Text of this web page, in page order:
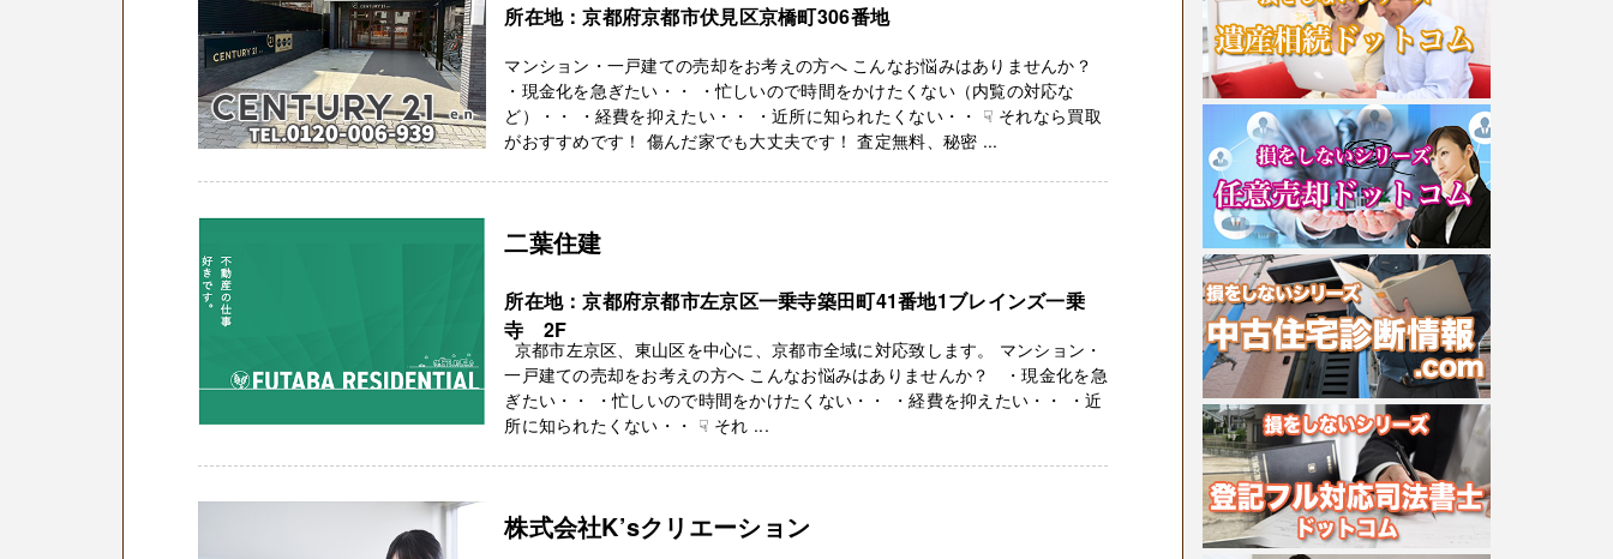
所在地：京都府京都市伏見区京橋町306番地
マンション・一戸建ての売却をお考えの方へ こんなお悩みはありませんか？
・現金化を急ぎたい・・ ・忙しいので時間をかけたくない（内覧の対応な
ど）・・ ・経費を抑えたい・・ ・近所に知られたくない・・ ☟ それなら買取
がおすすめです！ 傷んだ家でも大丈夫です！ 査定無料、秘密 ...
二葉住建
所在地：京都府京都市左京区一乗寺築田町41番地1ブレインズ一乗
寺 2F
京都市左京区、東山区を中心に、京都市全域に対応致します。 マンション・
一戸建ての売却をお考えの方へ こんなお悩みはありませんか？ ・現金化を急
ぎたい・・ ・忙しいので時間をかけたくない・・ ・経費を抑えたい・・ ・近
所に知られたくない・・ ☟ それ ...
株式会社K’sクリエーション